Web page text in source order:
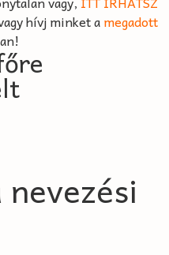
hívj minket amegadott